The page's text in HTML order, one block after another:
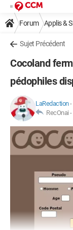
Forum Applis &
Sujet Précédent
Cocoland
pédophiles
LaRedaction-
RecOnai -